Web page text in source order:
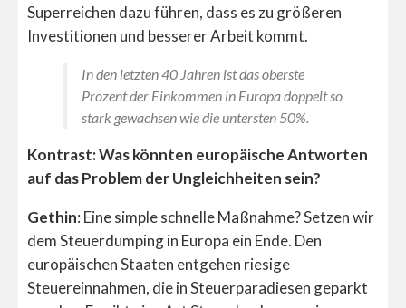
Superreichen dazu führen, dass es zu größeren
Investitionen und besserer Arbeit kommt.
In den letzten 40 Jahren ist das oberste
Prozent der Einkommen in Europa doppelt so
stark gewachsen wie die untersten 50%.
Kontrast: Was könnten europäische Antworten
auf das Problem der Ungleichheiten sein?
Gethin: Eine simple schnelle Maßnahme? Setzen wir
dem Steuerdumping in Europa ein Ende. Den
europäischen Staaten entgehen riesige
Steuereinnahmen, die in Steuerparadiesen geparkt